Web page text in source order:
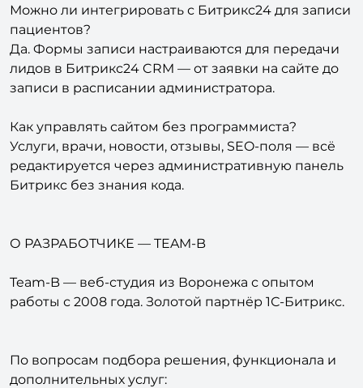
Можно ли интегрировать с Битрикс24 для записи
пациентов?
Да. Формы записи настраиваются для передачи
лидов в Битрикс24 CRM — от заявки на сайте до
записи в расписании администратора.
Как управлять сайтом без программиста?
Услуги, врачи, новости, отзывы, SEO-поля — всё
редактируется через административную панель
Битрикс без знания кода.
О РАЗРАБОТЧИКЕ — TEAM-B
Team-B — веб-студия из Воронежа с опытом
работы с 2008 года. Золотой партнёр 1С-Битрикс.
По вопросам подбора решения, функционала и
дополнительных услуг: